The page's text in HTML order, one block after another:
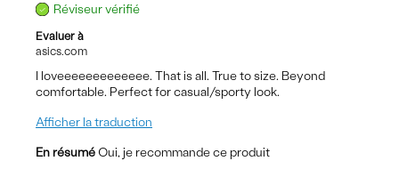
Réviseur vérifié
Evaluer à
asics.com
I loveeeeeeeeeeeee. That is all. True to size. Beyond
comfortable. Perfect for casual/sporty look.
Afficher la traduction
En résumé Oui, je recommande ce produit